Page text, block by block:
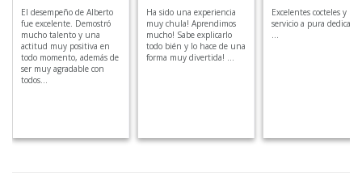
El desempeño de Alberto
fue excelente. Demostró
mucho talento y una
actitud muy positiva en
todo momento, además de
ser muy agradable con
todos...
Ha sido una experiencia
muy chula! Aprendimos
mucho! Sabe explicarlo
todo bién y lo hace de una
forma muy divertida! ...
Excelentes cocteles y
servicio a pura
...